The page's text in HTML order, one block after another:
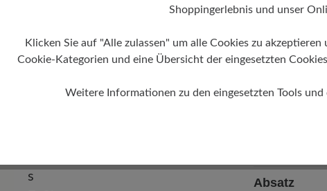
Absatz
Shoppingerlebnis und unser
Klicken Sie auf "Alle zulassen" um alle Cookies zu
Cookie-Kategorien und eine Übersicht der eingesetzten
Weitere Informationen zu den eingesetzten Tools